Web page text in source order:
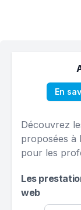
En
Découvrez
proposées à
pour les
Les
web